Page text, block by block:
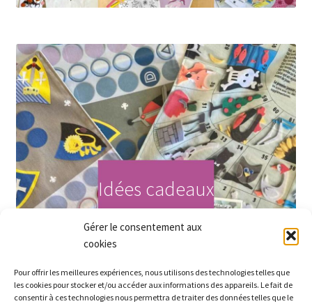
Gérer le consentement aux
cookies
Pour offrir les meilleures expériences, nous utilisons des technologies telles que
les cookies pour stocker et/ou accéder aux informations des appareils. Le fait de
consentir à ces technologies nous permettra de traiter des données telles que le
Idées cadeaux
Acheter maintenant